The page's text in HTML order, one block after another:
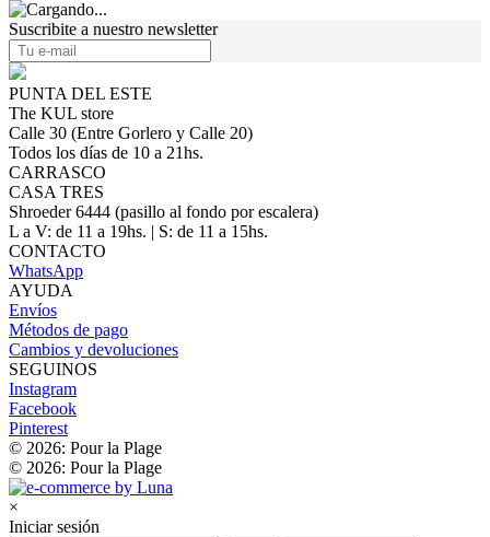
Suscribite a nuestro newsletter
PUNTA DEL ESTE
The KUL store
Calle 30 (Entre Gorlero y Calle 20)
Todos los días de 10 a 21hs.
CARRASCO
CASA TRES
Shroeder 6444 (pasillo al fondo por escalera)
L a V: de 11 a 19hs. | S: de 11 a 15hs.
CONTACTO
WhatsApp
AYUDA
Envíos
Métodos de pago
Cambios y devoluciones
SEGUINOS
Instagram
Facebook
Pinterest
© 2026: Pour la Plage
© 2026: Pour la Plage
×
Iniciar sesión